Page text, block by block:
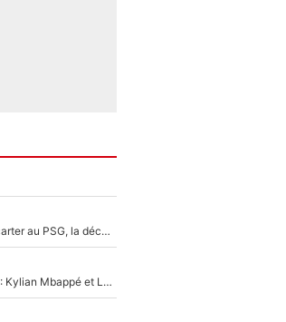
Bradley Barcola : Luis Enrique prêt à l’écarter au PSG, la décision qui va accélérer son transfert à Liverpool ?
La Liga sur beIN SPORTS, c’est terminé : Kylian Mbappé et Lamine Yamal changent de chaîne, «le moment était venu d'ouvrir un nouveau chapitre»